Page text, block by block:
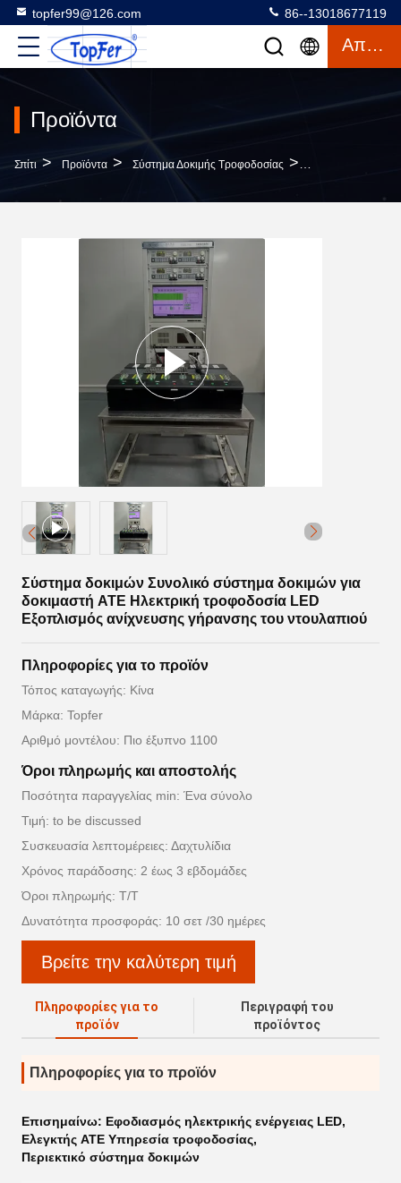
topfer99@126.com 86--13018677119
Απόσπασμα
Προϊόντα
Σπίτι > Προϊόντα > Σύστημα Δοκιμής Τροφοδοσίας >
Σύστημα δοκιμών Συνολικό σύστημα δοκιμών για
δοκιμαστή ATE Ηλεκτρική τροφοδοσία LED
Εξοπλισμός ανίχνευσης γήρανσης του ντουλαπιού
Πληροφορίες για το προϊόν
Τόπος καταγωγής: Κίνα
Μάρκα: Topfer
Αριθμό μοντέλου: Πιο έξυπνο 1100
Όροι πληρωμής και αποστολής
Ποσότητα παραγγελίας min: Ένα σύνολο
Τιμή: to be discussed
Συσκευασία λεπτομέρειες: Δαχτυλίδια
Χρόνος παράδοσης: 2 έως 3 εβδομάδες
Όροι πληρωμής: Τ/Τ
Δυνατότητα προσφοράς: 10 σετ /30 ημέρες
Βρείτε την καλύτερη τιμή
Πληροφορίες για το
προϊόν
Περιγραφή του
προϊόντος
Πληροφορίες για το προϊόν
Επισημαίνω: Εφοδιασμός ηλεκτρικής ενέργειας LED,
Ελεγκτής ATE Υπηρεσία τροφοδοσίας,
Περιεκτικό σύστημα δοκιμών